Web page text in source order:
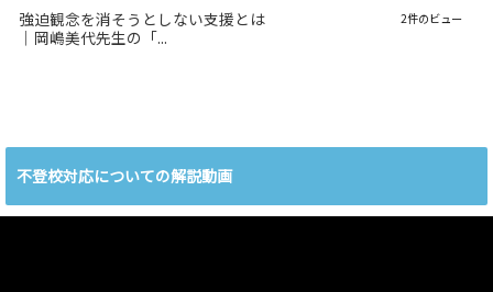
強迫観念を消そうとしない支援とは
｜岡嶋美代先生の「...
2件のビュー
不登校対応についての解説動画